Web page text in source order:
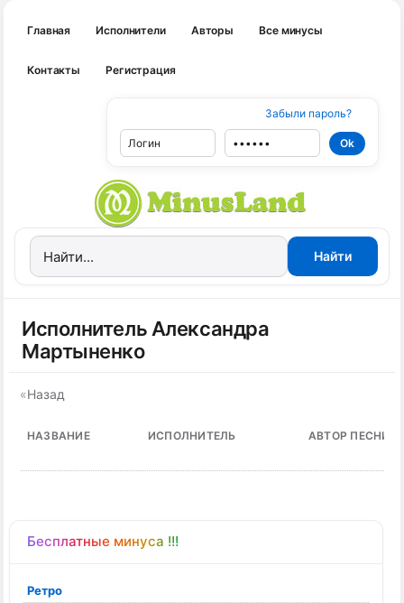
Главная Исполнители Авторы Все минусы
Контакты Регистрация
Забыли пароль?
Бесплатные минуса !!!
Ретро
Исполнитель Александра
Мартыненко
«Назад
НАЗВАНИЕ ИСПОЛНИТЕЛЬ АВТОР ПЕСНИ